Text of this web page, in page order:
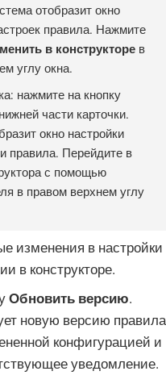
отобразит окно
правила. Нажмите
в конструкторе в
углу окна.
нажмите на кнопку
части карточки.
окно настройки
правила. Перейдите в
с помощью
в правом верхнем углу
изменения в настройки
в конструкторе.
Обновить версию.
новую версию правила
конфигурацией и
уведомление.